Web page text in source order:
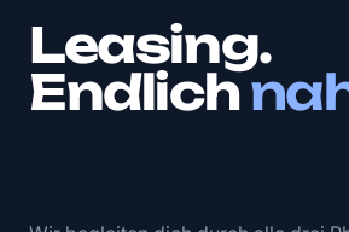
Leasing.
Endlich